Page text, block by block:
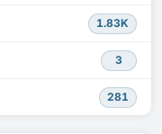
1.83K
3
281